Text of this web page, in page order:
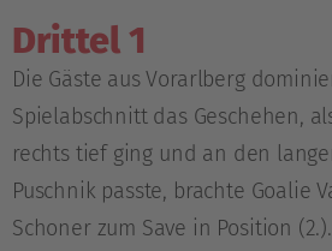
Drittel 1
Die Gäste aus Vorarlberg
Spielabschnitt das Geschehen,
rechts tief ging und an den
Puschnik passte, brachte Goalie
Schoner zum Save in Position